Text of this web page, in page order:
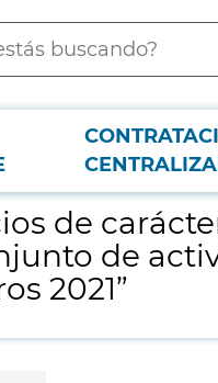
para la programación,
de
de
2021”